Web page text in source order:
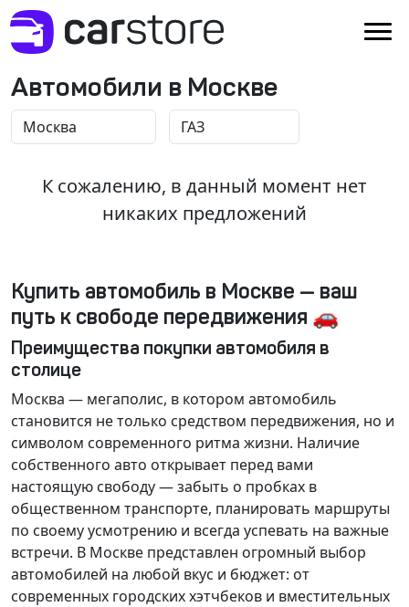
Автомобили в Москве
К сожалению, в данный момент нет
никаких предложений
Купить автомобиль в Москве — ваш
путь к свободе передвижения 🚗
Преимущества покупки автомобиля в
столице
Москва — мегаполис, в котором автомобиль
становится не только средством передвижения, но и
символом современного ритма жизни. Наличие
собственного авто открывает перед вами
настоящую свободу — забыть о пробках в
общественном транспорте, планировать маршруты
по своему усмотрению и всегда успевать на важные
встречи. В Москве представлен огромный выбор
автомобилей на любой вкус и бюджет: от
современных городских хэтчбеков и вместительных